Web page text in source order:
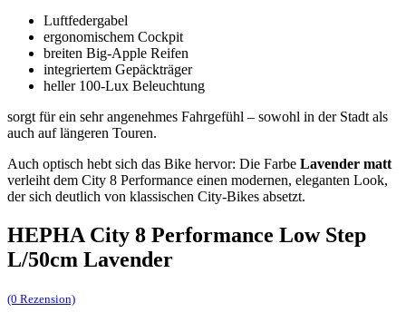
Luftfedergabel
ergonomischem Cockpit
breiten Big-Apple Reifen
integriertem Gepäckträger
heller 100-Lux Beleuchtung
sorgt für ein sehr angenehmes Fahrgefühl – sowohl in der Stadt als
auch auf längeren Touren.
Auch optisch hebt sich das Bike hervor: Die Farbe Lavender matt
verleiht dem City 8 Performance einen modernen, eleganten Look,
der sich deutlich von klassischen City-Bikes absetzt.
HEPHA City 8 Performance Low Step
L/50cm Lavender
(0 Rezension)